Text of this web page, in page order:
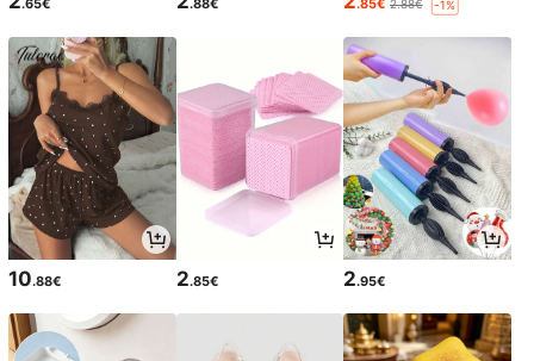
.65€ .88€ .85€ 2.88€ -1%
10.88€ 2.85€ 2.95€